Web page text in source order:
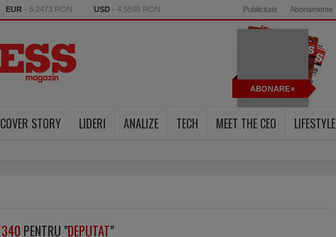
EUR - 5.2473 RON USD - 4.5595 RON Publicitate Abonamente
ABONARE
COVER STORY LIDERI ANALIZE TECH MEET THE CEO LIFESTYLE
340 PENTRU "DEPUTAT"